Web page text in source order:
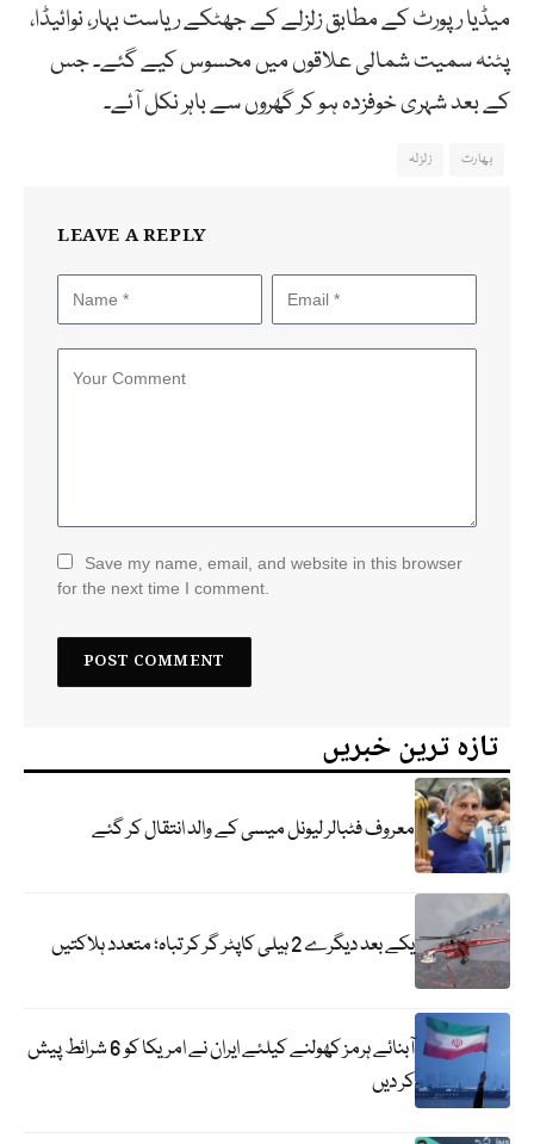
میڈیا رپورٹ کے مطابق زلزلے کے جھٹکے ریاست بہار، نوائیڈا،
پٹنہ سمیت شمالی علاقوں میں محسوس کیے گئے۔ جس
کے بعد شہری خوفزدہ ہو کر گھروں سے باہر نکل آئے۔
بھارت زلزلہ
LEAVE A REPLY
Save my name, email, and website in this browser
for the next time I comment.
تازہ ترین خبریں
معروف فٹبالر لیونل میسی کے والد انتقال کر گئے
یکے بعد دیگرے 2 ہیلی کاپٹر گر کر تباہ؛ متعدد ہلاکتیں
آبنائے ہرمز کھولنے کیلئے ایران نے امریکا کو 6 شرائط پیش
کر دیں